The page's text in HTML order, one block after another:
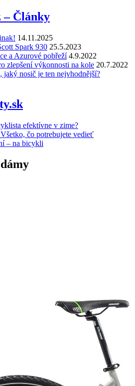
– Články
14.11.2025
Spark 930 25.5.2023
a Azurové pobřeží 4.9.2022
zlepšení výkonnosti na kole 20.7.2022
jaký nosič je ten nejvhodnější?
efektívne v zime?
čo potrebujete vedieť
– na bicykli